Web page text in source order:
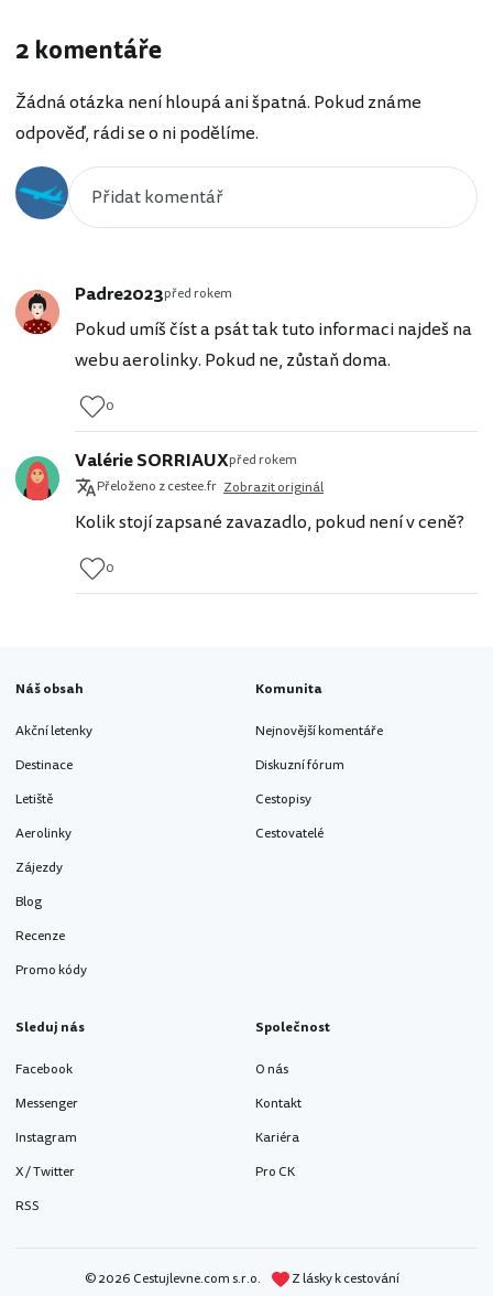
2 komentáře
Žádná otázka není hloupá ani špatná. Pokud známe
odpověď, rádi se o ni podělíme.
Padre2023před rokem
Pokud umíš číst a psát tak tuto informaci najdeš na
webu aerolinky. Pokud ne, zůstaň doma.
0
Valérie SORRIAUXpřed rokem
Přeloženo z cestee.fr Zobrazit originál
Kolik stojí zapsané zavazadlo, pokud není v ceně?
0
Náš obsah
Akční letenky
Destinace
Letiště
Aerolinky
Zájezdy
Blog
Recenze
Promo kódy
Komunita
Nejnovější komentáře
Diskuzní fórum
Cestopisy
Cestovatelé
Sleduj nás
Facebook
Messenger
Instagram
X / Twitter
RSS
Společnost
O nás
Kontakt
Kariéra
Pro CK
© 2026 Cestujlevne.com s.r.o. Z lásky k cestování